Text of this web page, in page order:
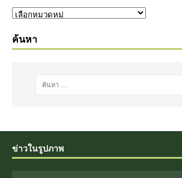
ค้นหา
ข่าวในรูปภาพ